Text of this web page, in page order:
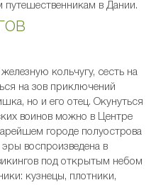
путешественникам в Дании.
кольчугу, сесть на
на зов приключений
но и его отец. Окунуться
воинов можно в Центре
городе полуострова
воспроизведена в
под открытым небом
кузнецы, плотники,